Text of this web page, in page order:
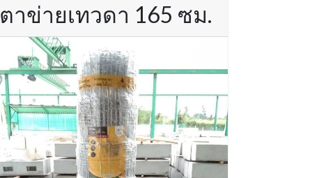
ตาข่ายเทวดา 165 ซม.